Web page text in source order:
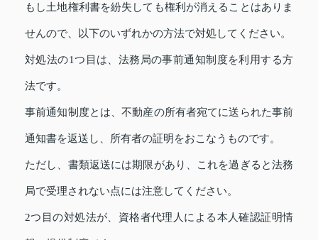
もし土地権利書を紛失しても権利が消えることはありま
せんので、以下のいずれかの方法で対処してください。
対処法の1つ目は、法務局の事前通知制度を利用する方
法です。
事前通知制度とは、不動産の所有者宛てに送られた事前
通知書を返送し、所有者の証明をおこなうものです。
ただし、書類返送には期限があり、これを過ぎると法務
局で受理されない点には注意してください。
2つ目の対処法が、資格者代理人による本人確認証明情